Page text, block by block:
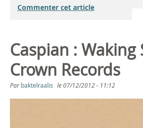
A
d
i
o
Commenter cet article
Caspian :
Crown Records
Par baktelraalis le07/12/2012 - 11:12